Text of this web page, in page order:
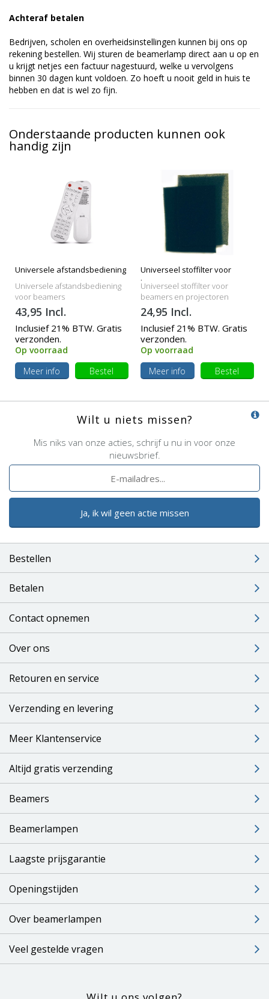
Achteraf betalen
Bedrijven, scholen en overheidsinstellingen kunnen bij ons op
rekening bestellen. Wij sturen de beamerlamp direct aan u op en
u krijgt netjes een factuur nagestuurd, welke u vervolgens
binnen 30 dagen kunt voldoen. Zo hoeft u nooit geld in huis te
hebben en dat is wel zo fijn.
Onderstaande producten kunnen ook
handig zijn
Universele afstandsbediening
Universele afstandsbediening
voor beamers
43,95 Incl.
Inclusief 21% BTW. Gratis
verzonden.
Op voorraad
Meer info
Bestel
Universeel stoffilter voor
beamers
Universeel stoffilter voor
beamers en projectoren
24,95 Incl.
Inclusief 21% BTW. Gratis
verzonden.
Op voorraad
Meer info
Bestel
Wilt u niets missen?
Mis niks van onze acties, schrijf u nu in voor onze
nieuwsbrief.
Ja, ik wil geen actie missen
Bestellen
Betalen
Contact opnemen
Over ons
Retouren en service
Verzending en levering
Meer Klantenservice
Altijd gratis verzending
Beamers
Beamerlampen
Laagste prijsgarantie
Openingstijden
Over beamerlampen
Veel gestelde vragen